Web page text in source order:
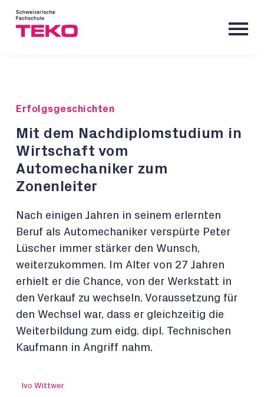
Erfolgsgeschichten
Mit dem Nachdiplomstudium in
Wirtschaft vom
Automechaniker zum
Zonenleiter
Nach einigen Jahren in seinem erlernten
Beruf als Automechaniker verspürte Peter
Lüscher immer stärker den Wunsch,
weiterzukommen. Im Alter von 27 Jahren
erhielt er die Chance, von der Werkstatt in
den Verkauf zu wechseln. Voraussetzung für
den Wechsel war, dass er gleichzeitig die
Weiterbildung zum eidg. dipl. Technischen
Kaufmann in Angriff nahm.
Ivo Wittwer